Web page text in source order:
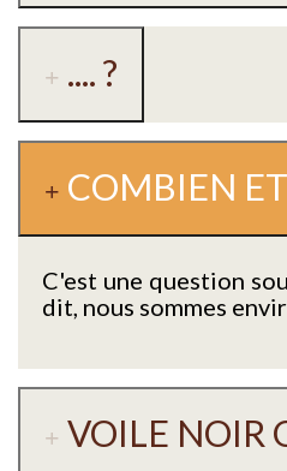
.... ?
COMBIEN
C'est une question
dit, nous sommes
VOILE NOIR